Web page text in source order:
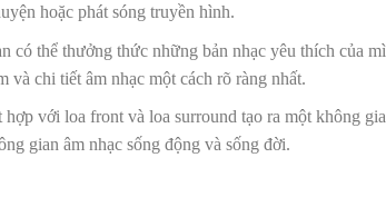
hoặc phát sóng truyền hình.
có thể thưởng thức những bản nhạc yêu thích của
và chi tiết âm nhạc một cách rõ ràng nhất.
hợp với loa front và loa surround tạo ra một không
gian âm nhạc sống động và sống đời.